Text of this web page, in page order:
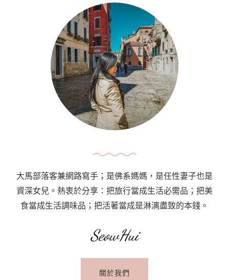
大馬部落客兼網路寫手；是佛系媽媽，是任性妻子也是
資深女兒。熱衷於分享：把旅行當成生活必需品；把美
食當成生活調味品；把活著當成是淋漓盡致的本錢。
SeowHui
關於我們